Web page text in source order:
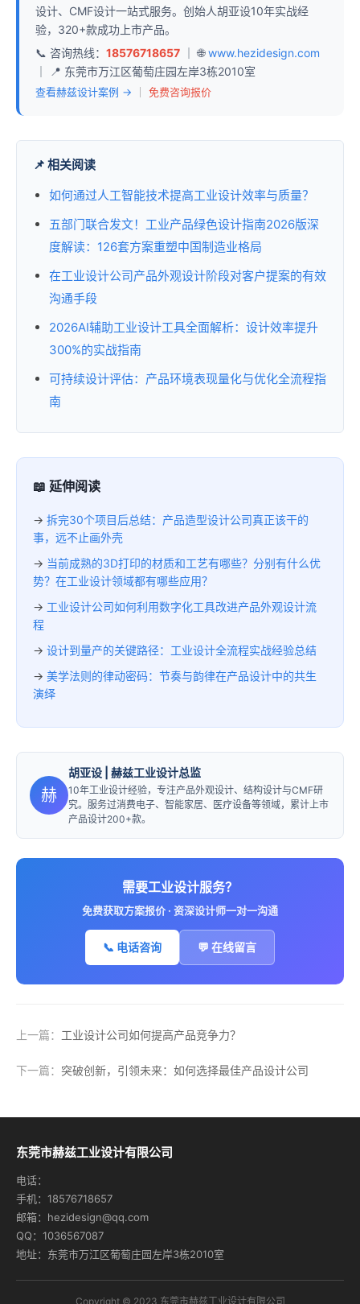
设计、CMF设计一站式服务。创始人胡亚设10年实战经
验，320+款成功上市产品。
📞 咨询热线： 18576718657 ｜ 🌐www.hezidesign.com
｜ 📍 东莞市万江区葡萄庄园左岸3栋2010室
查看赫兹设计案例 → 免费咨询报价
📌 相关阅读
如何通过人工智能技术提高工业设计效率与质量？
五部门联合发文！工业产品绿色设计指南2026版深
度解读：126套方案重塑中国制造业格局
在工业设计公司产品外观设计阶段对客户提案的有效
沟通手段
2026AI辅助工业设计工具全面解析：设计效率提升
300%的实战指南
可持续设计评估：产品环境表现量化与优化全流程指
南
📖 延伸阅读
→ 拆完30个项目后总结：产品造型设计公司真正该干的
事，远不止画外壳
→ 当前成熟的3D打印的材质和工艺有哪些？分别有什么优
势？在工业设计领域都有哪些应用？
→ 工业设计公司如何利用数字化工具改进产品外观设计流
程
→ 设计到量产的关键路径：工业设计全流程实战经验总结
→ ‌美学法则的律动密码：节奏与韵律在产品设计中的共生
演绎
赫
胡亚设 | 赫兹工业设计总监
10年工业设计经验，专注产品外观设计、结构设计与CMF研
究。服务过消费电子、智能家居、医疗设备等领域，累计上市
产品设计200+款。
需要工业设计服务？
免费获取方案报价 · 资深设计师一对一沟通
📞 电话咨询 💬 在线留言
上一篇： 工业设计公司如何提高产品竞争力？
下一篇： 突破创新，引领未来：如何选择最佳产品设计公司
东莞市赫兹工业设计有限公司
电话：
手机：18576718657
邮箱：hezidesign@qq.com
QQ：1036567087
地址：东莞市万江区葡萄庄园左岸3栋2010室
Copyright © 2023 东莞市赫兹工业设计有限公司